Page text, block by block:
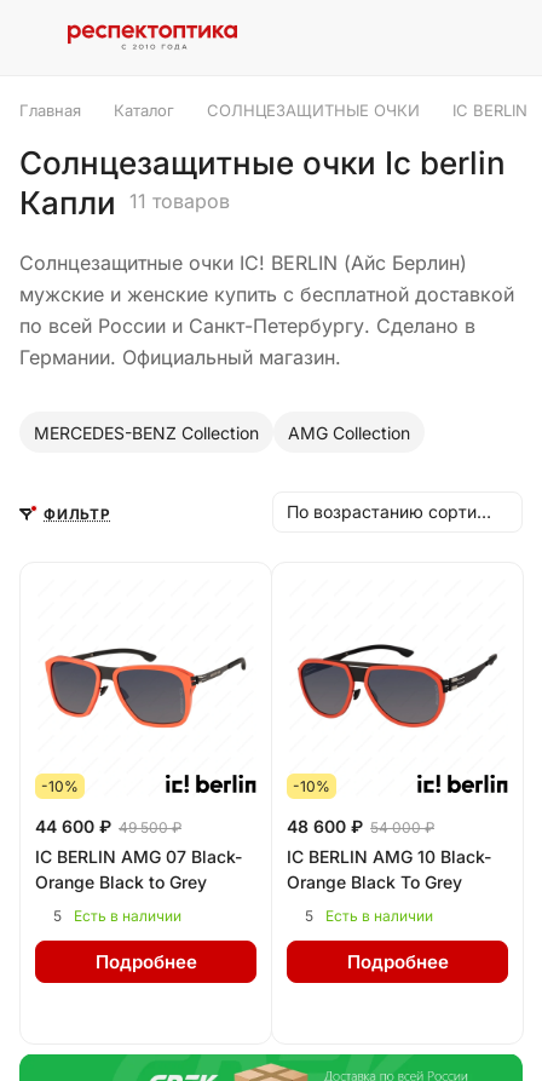
Главная Каталог СОЛНЦЕЗАЩИТНЫЕ ОЧКИ IC BERLIN
Солнцезащитные очки Ic berlin
Капли
11 товаров
Солнцезащитные очки IC! BERLIN (Айс Берлин)
мужские и женские купить с бесплатной доставкой
по всей России и Санкт-Петербургу. Сделано в
Германии. Официальный магазин.
MERCEDES-BENZ Collection AMG Collection
ФИЛЬТР По возрастанию сортировки
-10%
44 600 ₽ 49 500 ₽
IC BERLIN AMG 07 Black-
Orange Black to Grey
5 Есть в наличии
Подробнее
-10%
48 600 ₽ 54 000 ₽
IC BERLIN AMG 10 Black-
Orange Black To Grey
5 Есть в наличии
Подробнее